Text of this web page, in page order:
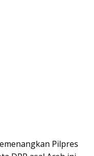
Pilpres